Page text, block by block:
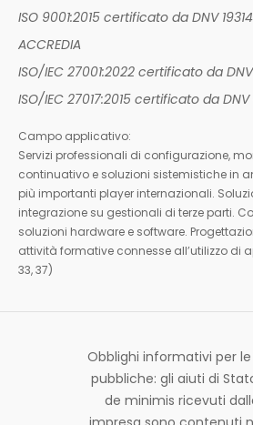
ISO 9001:2015 certificato da DNV
ACCREDIA
ISO/IEC 27001:2022 certificato da
ISO/IEC 27017:2015 certificato da
Campo applicativo:
Servizi professionali di configurazione,
continuativo e soluzioni sistemistiche in
più importanti player internazionali.
integrazione su gestionali di terze parti.
soluzioni hardware e software.
attività formative connesse all’utilizzo di
33, 37)
Obblighi informativi per
pubbliche: gli aiuti di
de minimis ricevuti